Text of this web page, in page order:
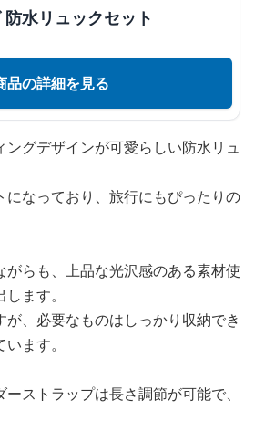
水リュックセット
品の詳細を見る
グデザインが可愛らしい防水リュ
になっており、旅行にもぴったりの
がらも、上品な光沢感のある素材使
ます。
、必要なものはしっかり収納でき
ます。
ストラップは長さ調節が可能で、